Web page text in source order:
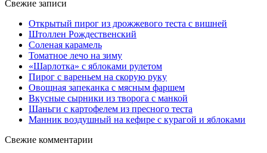
Свежие записи
Открытый пирог из дрожжевого теста с вишней
Штоллен Рождественский
Соленая карамель
Томатное лечо на зиму
«Шарлотка» с яблоками рулетом
Пирог с вареньем на скорую руку
Овощная запеканка с мясным фаршем
Вкусные сырники из творога с манкой
Шаньги с картофелем из пресного теста
Манник воздушный на кефире с курагой и яблоками
Свежие комментарии